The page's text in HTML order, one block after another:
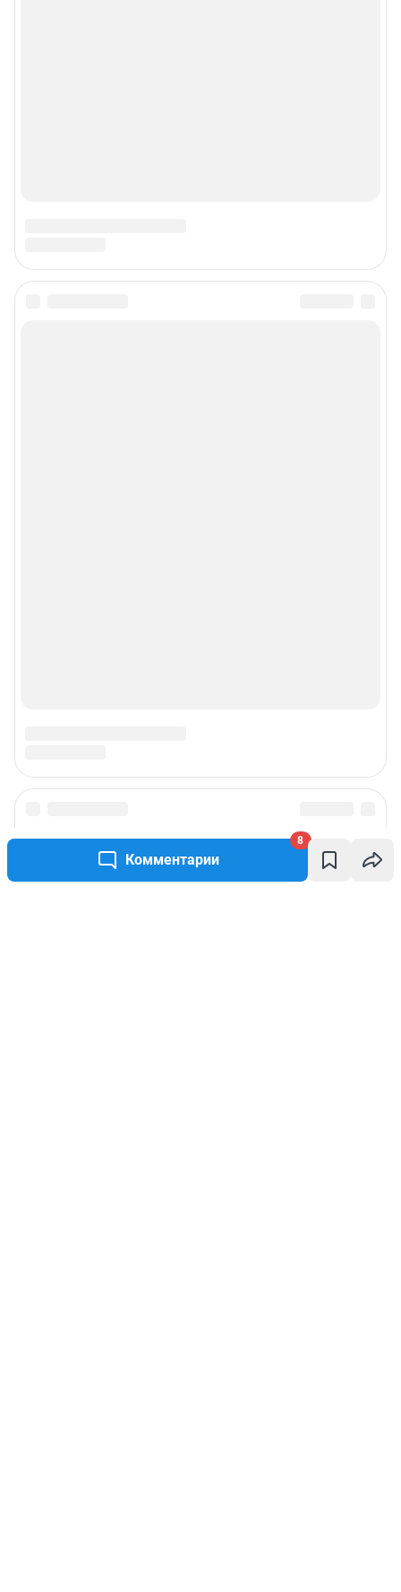
Комментарии
8